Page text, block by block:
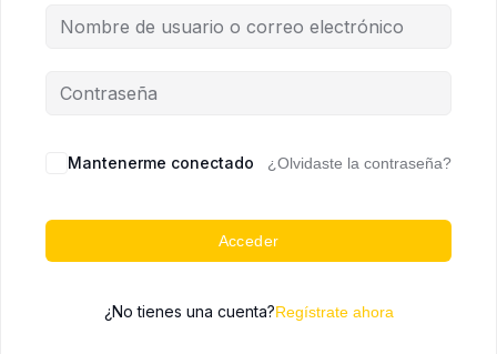
Mantenerme conectado ¿Olvidaste la contraseña?
Acceder
¿No tienes una cuenta?Regístrate ahora